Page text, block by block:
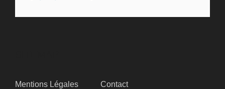
Mentions Légales Contact